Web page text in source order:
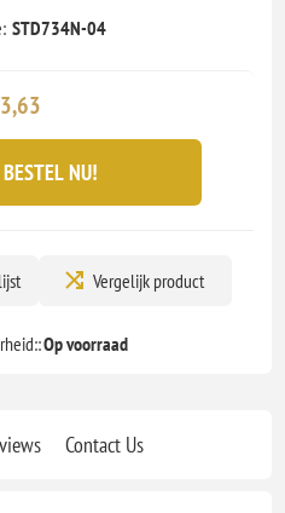
STD734N-04
BESTEL NU!
Vergelijk product
Op voorraad
Contact Us